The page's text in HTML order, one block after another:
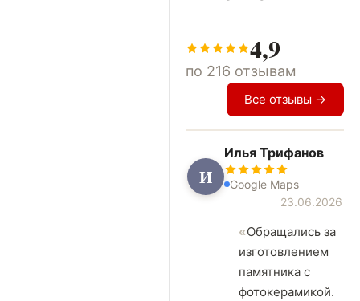
4,9
по 216 отзывам
Все отзывы →
И
Илья Трифанов
Google Maps
23.06.2026
Обращались за
изготовлением
памятника с
фотокерамикой.